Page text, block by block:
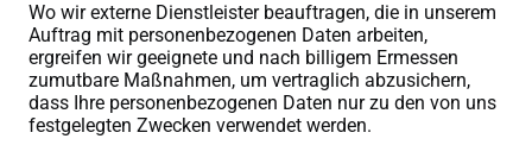
Wo wir externe Dienstleister beauftragen, die in unserem
Auftrag mit personenbezogenen Daten arbeiten,
ergreifen wir geeignete und nach billigem Ermessen
zumutbare Maßnahmen, um vertraglich abzusichern,
dass Ihre personenbezogenen Daten nur zu den von uns
festgelegten Zwecken verwendet werden.